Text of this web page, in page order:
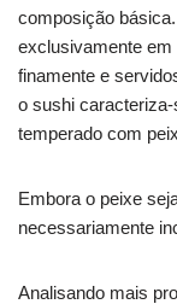
composição
exclusivamente
finamente e
o sushi
temperado com
Embora o peixe
necessariamente
Analisando mais